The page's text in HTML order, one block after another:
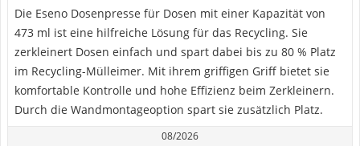
Die Eseno Dosenpresse für Dosen mit einer Kapazität von
473 ml ist eine hilfreiche Lösung für das Recycling. Sie
zerkleinert Dosen einfach und spart dabei bis zu 80 % Platz
im Recycling-Mülleimer. Mit ihrem griffigen Griff bietet sie
komfortable Kontrolle und hohe Effizienz beim Zerkleinern.
Durch die Wandmontageoption spart sie zusätzlich Platz.
08/2026